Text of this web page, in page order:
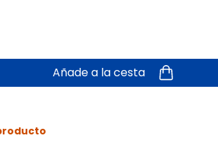
Añade a la cesta